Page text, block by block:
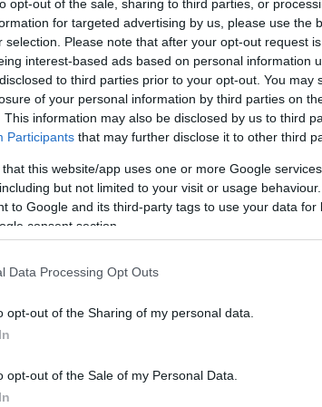
opt-out of the sale, sharing to third parties, or
for targeted advertising by us, please use the
selection. Please note that after your opt-out request
interest-based ads based on personal information
to third parties prior to your opt-out. You may
of your personal information by third parties on
This information may also be disclosed by us to third
Participants that may further disclose it to other third
that this website/app uses one or more Google
but not limited to your visit or usage
to Google and its third-party tags to use your data for
consent section.
Data Processing Opt Outs
opt-out of the Sharing of my personal data.
opt-out of the Sale of my Personal Data.
to tik dara, kā čakarē latviešu prātus!
katrs muļķis, lai izliktos gudrāks, kaut
tāda pat ministra padomnieks.
SKATĪT VISUS (6)